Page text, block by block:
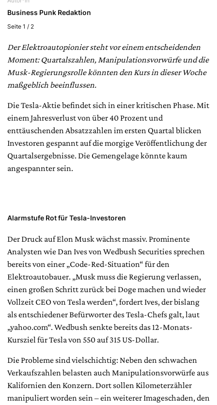
Business Punk Redaktion
Seite 1 / 2
Der Elektroautopionier steht vor einem entscheidenden
Moment: Quartalszahlen, Manipulationsvorwürfe und die
Musk-Regierungsrolle könnten den Kurs in dieser Woche
maßgeblich beeinflussen.
Die Tesla-Aktie befindet sich in einer kritischen Phase. Mit
einem Jahresverlust von über 40 Prozent und
enttäuschenden Absatzzahlen im ersten Quartal blicken
Investoren gespannt auf die morgige Veröffentlichung der
Quartalsergebnisse. Die Gemengelage könnte kaum
angespannter sein.
Alarmstufe Rot für Tesla-Investoren
Der Druck auf Elon Musk wächst massiv. Prominente
Analysten wie Dan Ives von Wedbush Securities sprechen
bereits von einer „Code-Red-Situation“ für den
Elektroautobauer. „Musk muss die Regierung verlassen,
einen großen Schritt zurück bei Doge machen und wieder
Vollzeit CEO von Tesla werden“, fordert Ives, der bislang
als entschiedener Befürworter des Tesla-Chefs galt, laut
„yahoo.com“. Wedbush senkte bereits das 12-Monats-
Kursziel für Tesla von 550 auf 315 US-Dollar.
Die Probleme sind vielschichtig: Neben den schwachen
Verkaufszahlen belasten auch Manipulationsvorwürfe aus
Kalifornien den Konzern. Dort sollen Kilometerzähler
manipuliert worden sein – ein weiterer Imageschaden, den